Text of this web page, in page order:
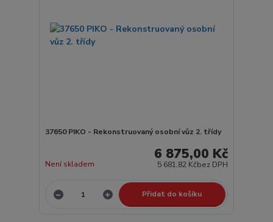
37650 PIKO - Rekonstruovaný osobní vůz 2. třídy
6 875,00 Kč
5 681,82 Kčbez DPH
Není skladem
Přidat do košíku